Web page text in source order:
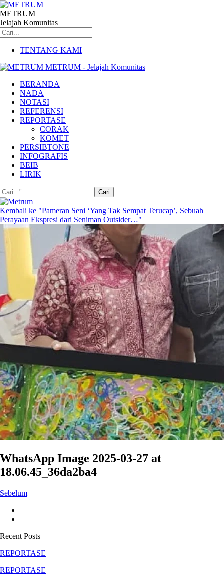
METRUM
Jelajah Komunitas
TENTANG KAMI
METRUM - Jelajah Komunitas
BERANDA
NADA
NOTASI
REFERENSI
REPORTASE
CORAK
KOMET
PERSIBTONE
INFOGRAFIS
BEIB
LIRIK
Kembali ke "Pameran Seni ‘Yang Tak Sempat Terucap’, Sebuah
Perayaan Ekspresi dari Seniman Outsider…"
WhatsApp Image 2025-03-27 at
18.06.45_36da2ba4
Sebelum
Recent Posts
REPORTASE
REPORTASE